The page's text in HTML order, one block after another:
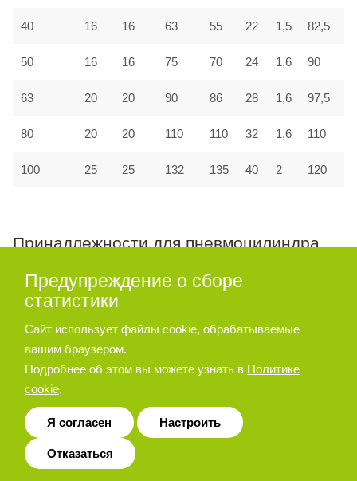
40 16 16 63 55 22 1,5 82,5
50 16 16 75 70 24 1,6 90
63 20 20 90 86 28 1,6 97,5
80 20 20 110 110 32 1,6 110
100 25 25 132 135 40 2 120
Принадлежности для пневмоцилиндра
Опора угловая
Предупреждение о сборе
статистики
Сайт использует файлы cookie, обрабатываемые
вашим браузером.
Подробнее об этом вы можете узнать в Политике
cookie.
Я согласен Настроить
Отказаться